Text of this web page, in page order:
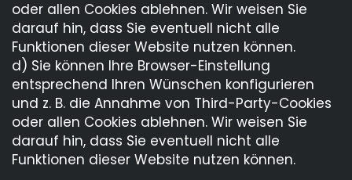
oder allen Cookies ablehnen. Wir weisen Sie
darauf hin, dass Sie eventuell nicht alle
Funktionen dieser Website nutzen können.
d) Sie können Ihre Browser-Einstellung
entsprechend Ihren Wünschen konfigurieren
und z. B. die Annahme von Third-Party-Cookies
oder allen Cookies ablehnen. Wir weisen Sie
darauf hin, dass Sie eventuell nicht alle
Funktionen dieser Website nutzen können.